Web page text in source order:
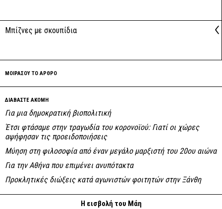
Μπίζνες με σκουπίδια
ΜΟΙΡΑΣΟΥ ΤΟ ΑΡΘΡΟ
ΔΙΑΒΑΣΤΕ ΑΚΟΜΗ
Για μια δημοκρατική βιοπολιτική
Έτσι φτάσαμε στην τραγωδία του κορονοϊού: Γιατί οι χώρες
αψήφησαν τις προειδοποιήσεις
Μύηση στη φιλοσοφία από έναν μεγάλο μαρξιστή του 20ου αιώνα
Για την Αθήνα που επιμένει ανυπότακτα
Προκλητικές διώξεις κατά αγωνιστών φοιτητών στην Ξάνθη
Η εισβολή του Μάη